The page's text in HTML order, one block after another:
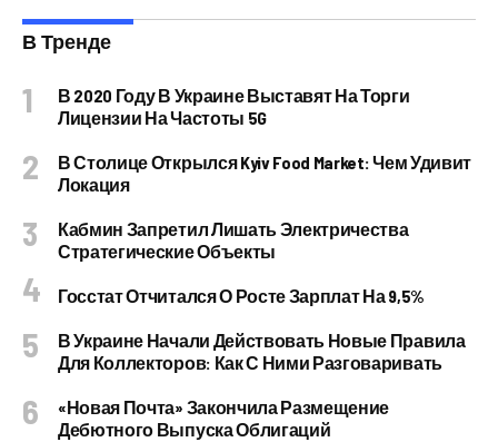
В Тренде
В 2020 Году В Украине Выставят На Торги
Лицензии На Частоты 5G
В Столице Открылся Kyiv Food Market: Чем Удивит
Локация
Кабмин Запретил Лишать Электричества
Стратегические Объекты
Госстат Отчитался О Росте Зарплат На 9,5%
В Украине Начали Действовать Новые Правила
Для Коллекторов: Как С Ними Разговаривать
«Новая Почта» Закончила Размещение
Дебютного Выпуска Облигаций